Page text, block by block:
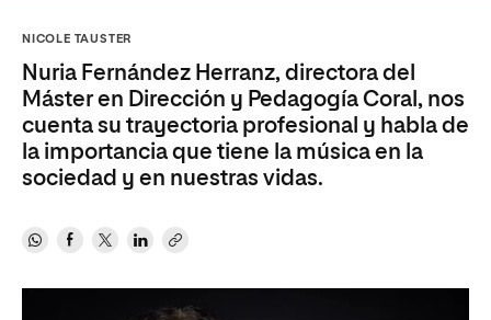
NICOLE TAUSTER
Nuria Fernández Herranz, directora del
Máster en Dirección y Pedagogía Coral, nos
cuenta su trayectoria profesional y habla de
la importancia que tiene la música en la
sociedad y en nuestras vidas.